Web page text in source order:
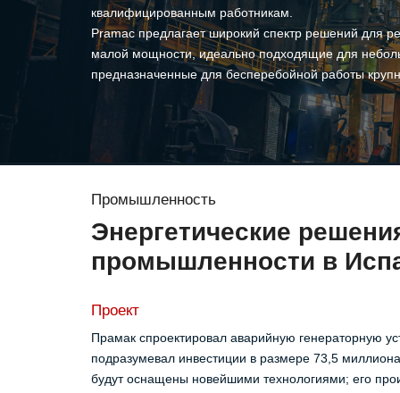
квалифицированным работникам.
Pramac предлагает широкий спектр решений для
малой мощности, идеально подходящие для
предназначенные для бесперебойной работы
Промышленность
Энергетические
промышленности в
Проект
Прамак спроектировал аварийную генераторную
подразумевал инвестиции в размере 73,5
будут оснащены новейшими технологиями; его